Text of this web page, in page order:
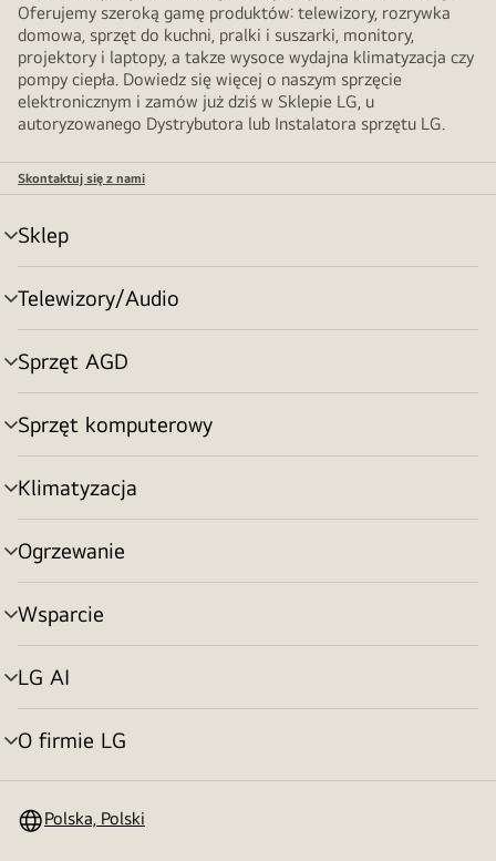
Oferujemy szeroką gamę produktów: telewizory, rozrywka
domowa, sprzęt do kuchni, pralki i suszarki, monitory,
projektory i laptopy, a takze wysoce wydajna klimatyzacja czy
pompy ciepła. Dowiedz się więcej o naszym sprzęcie
elektronicznym i zamów już dziś w Sklepie LG, u
autoryzowanego Dystrybutora lub Instalatora sprzętu LG.
Skontaktuj się z nami
Sklep
Przełącznik
menu
Telewizory/Audio
Przełącznik
menu
Sprzęt AGD
Przełącznik
menu
Sprzęt komputerowy
Przełącznik
menu
Klimatyzacja
Przełącznik
menu
Ogrzewanie
Przełącznik
menu
Wsparcie
Przełącznik
menu
LG AI
Przełącznik
menu
O firmie LG
Przełącznik
Polska, Polski